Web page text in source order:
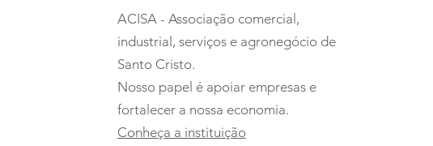
ACISA - Associação comercial,
industrial, serviços e agronegócio de
Santo Cristo.
Nosso papel é apoiar empresas e
fortalecer a nossa economia.
Conheça a instituição